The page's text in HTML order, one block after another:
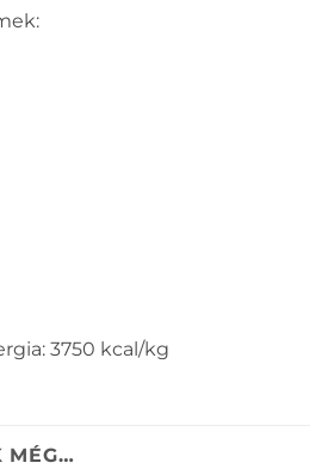
3750 kcal/kg
MÉG…